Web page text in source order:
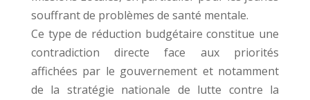
souffrant de problèmes de santé mentale.
Ce type de réduction budgétaire constitue une
contradiction directe face aux priorités
affichées par le gouvernement et notamment
de la stratégie nationale de lutte contre la